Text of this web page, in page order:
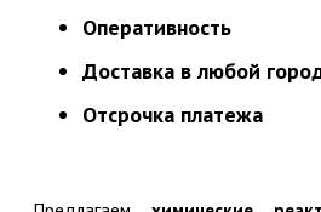
Оперативность
Доставка в любой
Отсрочка платежа